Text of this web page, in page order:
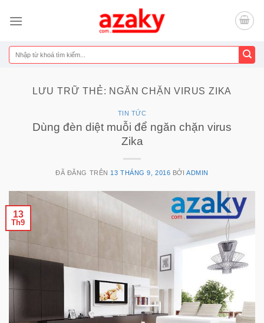
đến
dung
Tìm
kiếm:
LƯU TRỮ THẺ: NGĂN CHẶN VIRUS ZIKA
TIN TỨC
Dùng đèn diệt muỗi để ngăn chặn virus
Zika
ĐÃ ĐĂNG TRÊN 13 THÁNG 9, 2016 BỞIADMIN
13
Th9